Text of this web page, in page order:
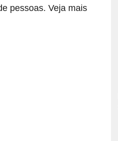
pessoas. Veja mais